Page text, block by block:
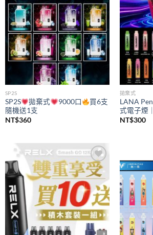
SP2S
SP2S 拋棄式 9000口
買6支
隨機送1支
NT$360
拋棄式
LANA
式電子煙
NT$300
Add to
wishlist